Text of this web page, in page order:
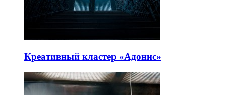
Креативный кластер «Адонис»